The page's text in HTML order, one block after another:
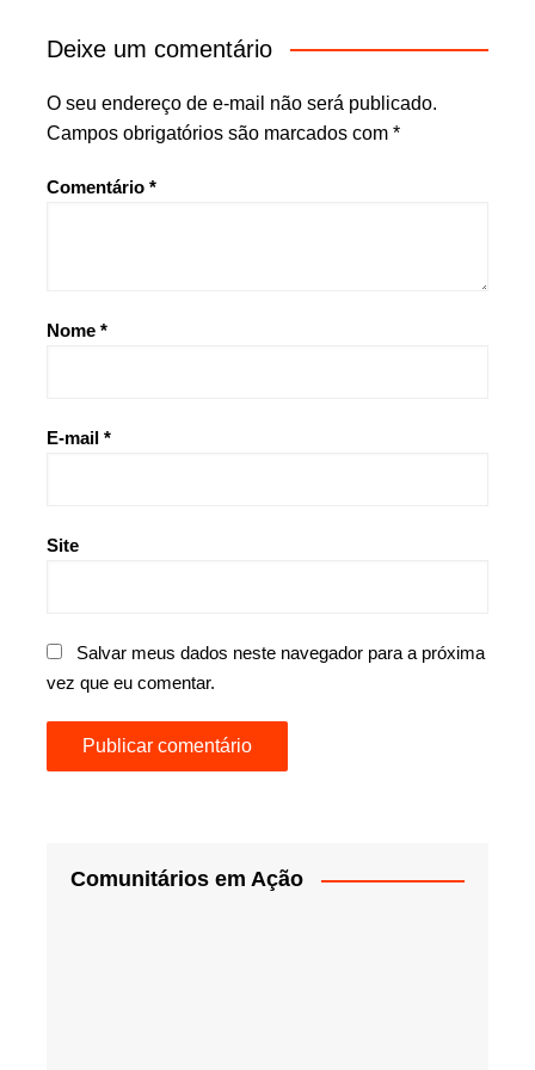
Deixe um comentário
O seu endereço de e-mail não será publicado.
Campos obrigatórios são marcados com *
Comentário *
Nome *
E-mail *
Site
Salvar meus dados neste navegador para a próxima
vez que eu comentar.
Comunitários em Ação